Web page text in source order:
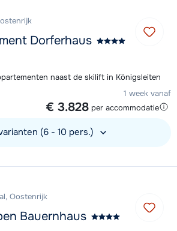
Dorferhaus
naast de skilift in Königsleiten
1 week vanaf
€ 3.828 per accommodatie
(6 - 10 pers.)
Oostenrijk
Bauernhaus